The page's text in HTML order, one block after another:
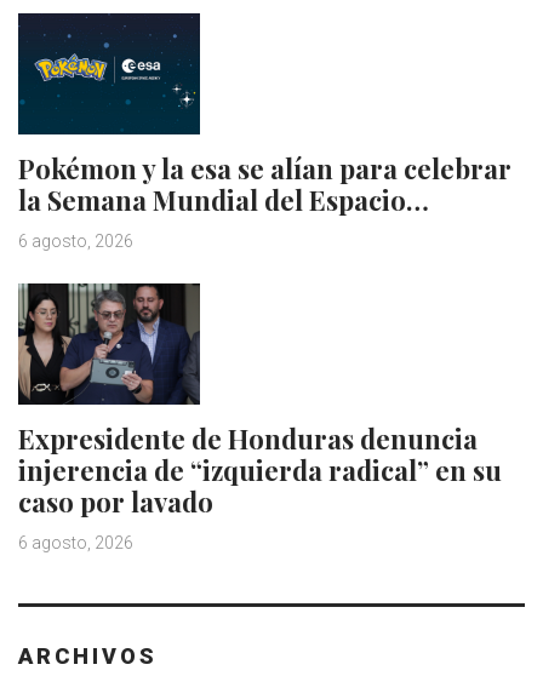
Pokémon y la esa se alían para celebrar
la Semana Mundial del Espacio…
6 agosto, 2026
Expresidente de Honduras denuncia
injerencia de “izquierda radical” en su
caso por lavado
6 agosto, 2026
ARCHIVOS